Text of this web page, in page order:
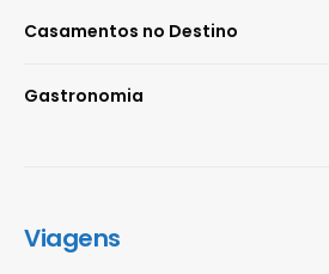
Casamentos no Destino
Gastronomia
Viagens